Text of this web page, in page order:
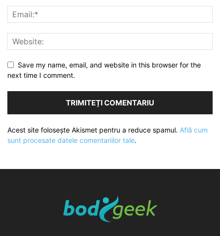
Save my name, email, and website in this browser for the
next time I comment.
Acest site folosește Akismet pentru a reduce spamul. Află cum
sunt procesate datele comentariilor tale.